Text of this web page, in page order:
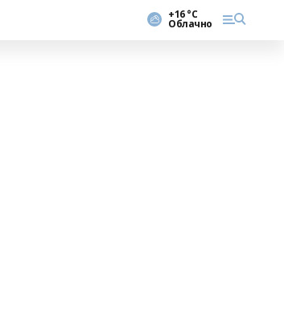
+16 °С
Облачно